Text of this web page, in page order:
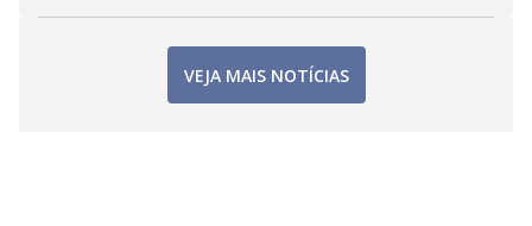
VEJA MAIS NOTÍCIAS